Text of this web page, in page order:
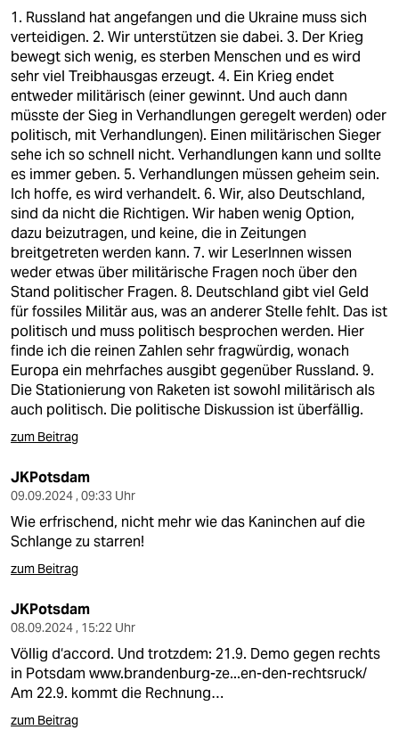
1. Russland hat angefangen und die Ukraine muss sich
verteidigen. 2. Wir unterstützen sie dabei. 3. Der Krieg
bewegt sich wenig, es sterben Menschen und es wird
sehr viel Treibhausgas erzeugt. 4. Ein Krieg endet
entweder militärisch (einer gewinnt. Und auch dann
müsste der Sieg in Verhandlungen geregelt werden) oder
politisch, mit Verhandlungen). Einen militärischen Sieger
sehe ich so schnell nicht. Verhandlungen kann und sollte
es immer geben. 5. Verhandlungen müssen geheim sein.
Ich hoffe, es wird verhandelt. 6. Wir, also Deutschland,
sind da nicht die Richtigen. Wir haben wenig Option,
dazu beizutragen, und keine, die in Zeitungen
breitgetreten werden kann. 7. wir LeserInnen wissen
weder etwas über militärische Fragen noch über den
Stand politischer Fragen. 8. Deutschland gibt viel Geld
für fossiles Militär aus, was an anderer Stelle fehlt. Das ist
politisch und muss politisch besprochen werden. Hier
finde ich die reinen Zahlen sehr fragwürdig, wonach
Europa ein mehrfaches ausgibt gegenüber Russland. 9.
Die Stationierung von Raketen ist sowohl militärisch als
auch politisch. Die politische Diskussion ist überfällig.
zum Beitrag
JKPotsdam
09.09.2024 , 09:33 Uhr
Wie erfrischend, nicht mehr wie das Kaninchen auf die
Schlange zu starren!
zum Beitrag
JKPotsdam
08.09.2024 , 15:22 Uhr
Völlig d‘accord. Und trotzdem: 21.9. Demo gegen rechts
in Potsdam www.brandenburg-ze...en-den-rechtsruck/
Am 22.9. kommt die Rechnung…
zum Beitrag